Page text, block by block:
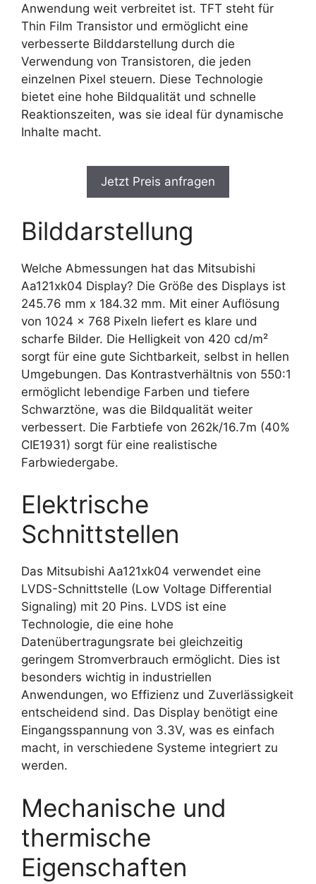
Anwendung weit verbreitet ist. TFT steht für
Thin Film Transistor und ermöglicht eine
verbesserte Bilddarstellung durch die
Verwendung von Transistoren, die jeden
einzelnen Pixel steuern. Diese Technologie
bietet eine hohe Bildqualität und schnelle
Reaktionszeiten, was sie ideal für dynamische
Inhalte macht.
Jetzt Preis anfragen
Bilddarstellung
Welche Abmessungen hat das Mitsubishi
Aa121xk04 Display? Die Größe des Displays ist
245.76 mm x 184.32 mm. Mit einer Auflösung
von 1024 x 768 Pixeln liefert es klare und
scharfe Bilder. Die Helligkeit von 420 cd/m²
sorgt für eine gute Sichtbarkeit, selbst in hellen
Umgebungen. Das Kontrastverhältnis von 550:1
ermöglicht lebendige Farben und tiefere
Schwarztöne, was die Bildqualität weiter
verbessert. Die Farbtiefe von 262k/16.7m (40%
CIE1931) sorgt für eine realistische
Farbwiedergabe.
Elektrische
Schnittstellen
Das Mitsubishi Aa121xk04 verwendet eine
LVDS-Schnittstelle (Low Voltage Differential
Signaling) mit 20 Pins. LVDS ist eine
Technologie, die eine hohe
Datenübertragungsrate bei gleichzeitig
geringem Stromverbrauch ermöglicht. Dies ist
besonders wichtig in industriellen
Anwendungen, wo Effizienz und Zuverlässigkeit
entscheidend sind. Das Display benötigt eine
Eingangsspannung von 3.3V, was es einfach
macht, in verschiedene Systeme integriert zu
werden.
Mechanische und
thermische
Eigenschaften